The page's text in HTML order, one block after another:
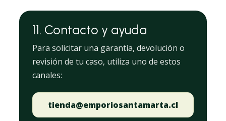
11. Contacto y ayuda
Para solicitar una garantía, devolución o
revisión de tu caso, utiliza uno de estos
canales:
tienda@emporiosantamarta.cl